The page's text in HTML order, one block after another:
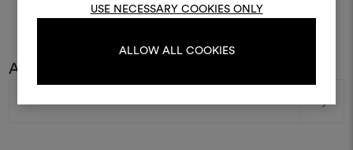
USE NECESSARY COOKIES ONLY
ALLOW ALL COOKIES
Abonnieren Sie unseren Newsletter
Mail-